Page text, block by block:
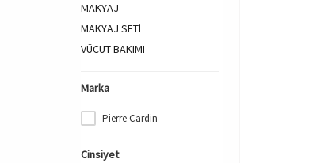
MAKYAJ
MAKYAJ SETİ
VÜCUT BAKIMI
Marka
Pierre Cardin
Cinsiyet